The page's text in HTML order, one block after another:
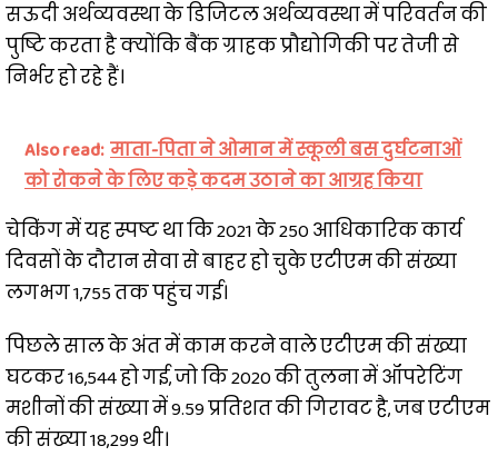
सऊदी अर्थव्यवस्था के डिजिटल अर्थव्यवस्था में परिवर्तन की
पुष्टि करता है क्योंकि बैंक ग्राहक प्रौद्योगिकी पर तेजी से
निर्भर हो रहे हैं।
Also read: माता-पिता ने ओमान में स्कूली बस दुर्घटनाओं
को रोकने के लिए कड़े कदम उठाने का आग्रह किया
चेकिंग में यह स्पष्ट था कि 2021 के 250 आधिकारिक कार्य
दिवसों के दौरान सेवा से बाहर हो चुके एटीएम की संख्या
लगभग 1,755 तक पहुंच गई।
पिछले साल के अंत में काम करने वाले एटीएम की संख्या
घटकर 16,544 हो गई, जो कि 2020 की तुलना में ऑपरेटिंग
मशीनों की संख्या में 9.59 प्रतिशत की गिरावट है, जब एटीएम
की संख्या 18,299 थी।